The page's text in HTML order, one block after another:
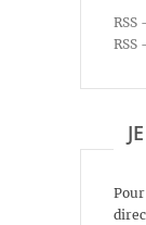
RSS
RSS